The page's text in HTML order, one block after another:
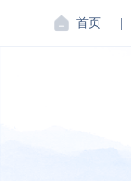
首页